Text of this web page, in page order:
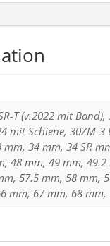
T (v.2022 mit
mit Schiene, 30ZM-
mm, 34 mm, 34 SR
48 mm, 49 mm,
57.5 mm, 58 mm,
mm, 67 mm, 68